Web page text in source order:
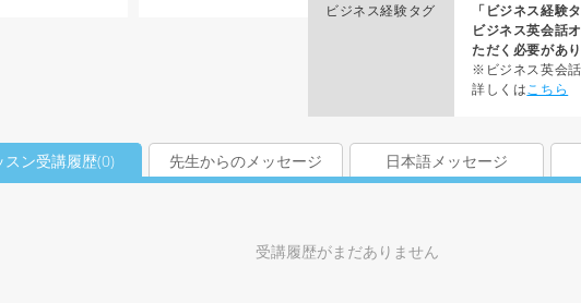
ビジネス経験タグ
「ビジネス経験
ビジネス英会話
ただく必要があり
※ビジネス英会
詳しくはこちら
スン受講履歴(0) 先生からのメッセージ 日本語メッセージ
受講履歴がまだありません